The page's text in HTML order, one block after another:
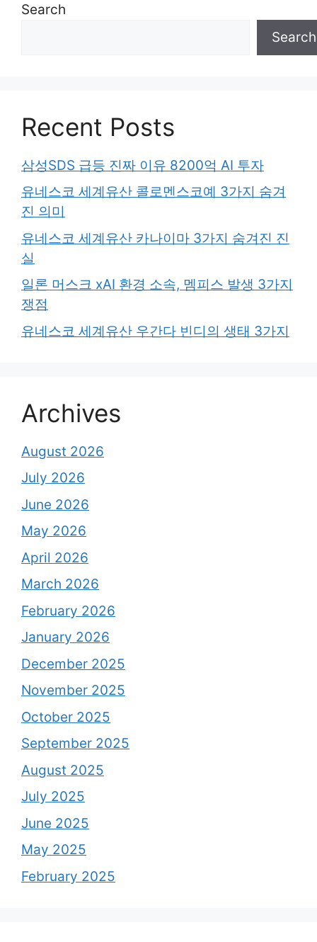
Search
Search
Recent Posts
삼성SDS 급등 진짜 이유 8200억 AI 투자
유네스코 세계유산 콜로멘스코예 3가지 숨겨
진 의미
유네스코 세계유산 카나이마 3가지 숨겨진 진
실
일론 머스크 xAI 환경 소속, 멤피스 발생 3가지
쟁점
유네스코 세계유산 우간다 빈디의 생태 3가지
Archives
August 2026
July 2026
June 2026
May 2026
April 2026
March 2026
February 2026
January 2026
December 2025
November 2025
October 2025
September 2025
August 2025
July 2025
June 2025
May 2025
February 2025